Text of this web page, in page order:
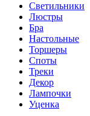
Cветильники
Люстры
Бра
Настольные
Торшеры
Споты
Треки
Декор
Лампочки
Уценка